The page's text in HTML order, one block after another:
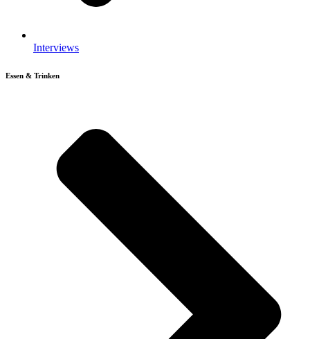
Interviews
Essen & Trinken